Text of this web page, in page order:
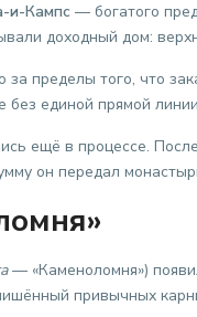
и-Кампс — богатого
доходный дом:
за пределы того, что
единой прямой
ещё в процессе.
он передал
— «Каменоломня»)
привычных